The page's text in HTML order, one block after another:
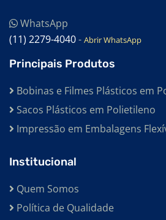
EMBALAGENS TERMO ENCOLHÍVEL
EMBALAGENS EM POLIETILENO
BOBINAS PARA INDÚSTRIA
BOBINAS PLÁSTICA RECICLADAS COLORIDAS
BOBINAS PLÁSTICA RECICLADAS CANELA
WhatsApp
(11) 2279-4040- Abrir WhatsApp
Principais Produtos
Bobinas e Filmes Plásticos em
Sacos Plásticos em Polietileno
Impressão em Embalagens
Institucional
Quem Somos
Política de Qualidade